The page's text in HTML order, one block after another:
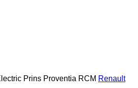
Prins Proventia RCM Renault